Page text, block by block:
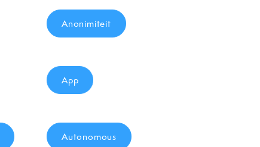
Anonimiteit
App
Autonomous